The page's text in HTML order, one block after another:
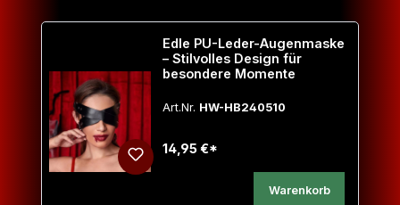
Edle PU-Leder-Augenmaske
– Stilvolles Design für
besondere Momente
Art.Nr. HW-HB240510
14,95 €*
Warenkorb